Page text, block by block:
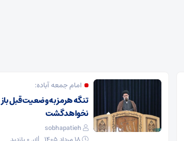
امام جمعه آباده:
تنگه هرمز به وضعیت قبل باز
نخواهد گشت
sobhapatieh